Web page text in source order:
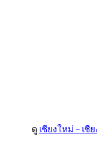
ดู เชียงใหม่ – เชี